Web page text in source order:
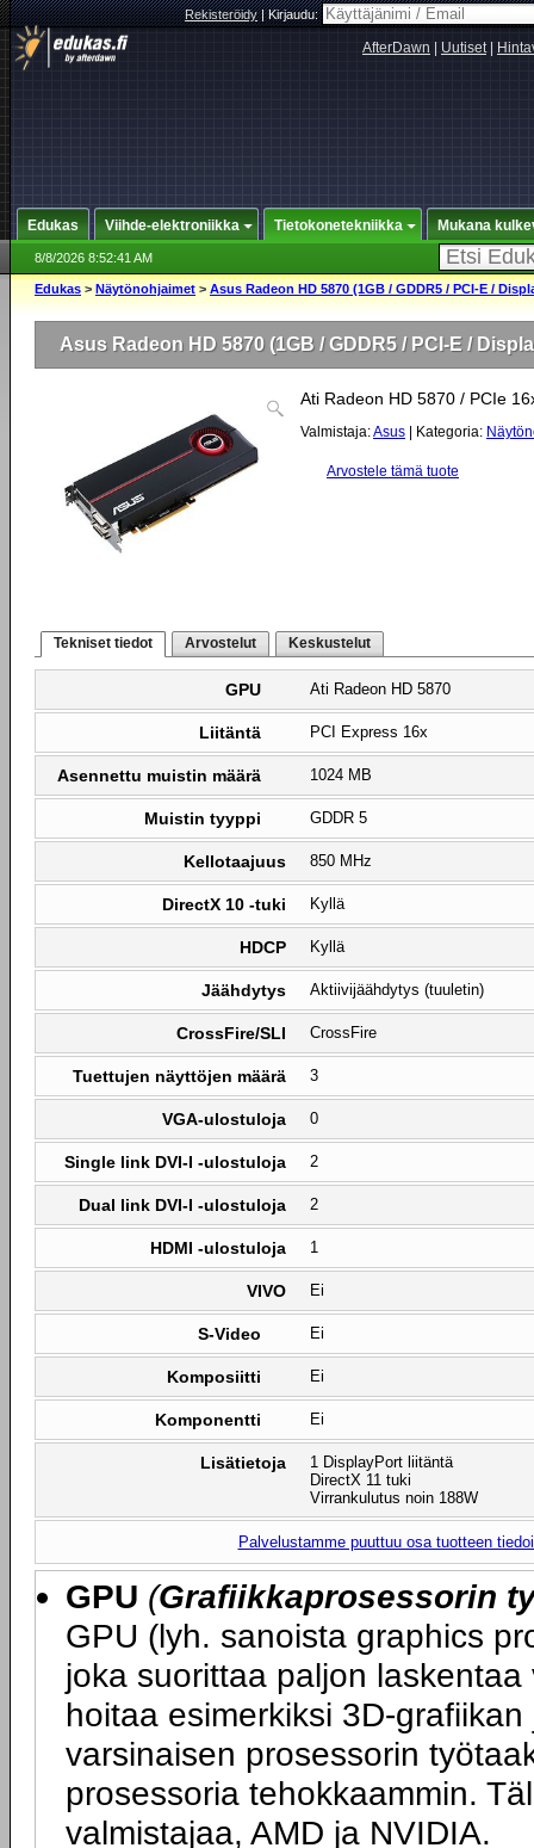
Rekisteröidy|Kirjaudu:
AfterDawn Uutiset|
Edukas Viihde-elektroniikka Tietokonetekniikka Mukana
8/8/2026 8:52:41 AM
Edukas > Näytönohjaimet > Asus Radeon HD 5870 (1GB / GDDR5 / PCI-E /
Asus Radeon HD 5870 (1GB / GDDR5 / PCI-E /
Ati Radeon HD 5870 / PCIe
Valmistaja:Asus | Kategoria:
Arvostele tämä tuote
Tekniset tiedot Arvostelut Keskustelut
GPU Ati Radeon HD 5870
Liitäntä PCI Express 16x
Asennettu muistin määrä 1024 MB
Muistin tyyppi GDDR 5
Kellotaajuus 850 MHz
DirectX 10 -tuki Kyllä
HDCP Kyllä
Jäähdytys Aktiivijäähdytys (tuuletin)
CrossFire/SLI CrossFire
Tuettujen näyttöjen määrä 3
VGA-ulostuloja 0
Single link DVI-I -ulostuloja 2
Dual link DVI-I -ulostuloja 2
HDMI -ulostuloja 1
VIVO Ei
S-Video Ei
Komposiitti Ei
Komponentti Ei
Lisätietoja
1 DisplayPort liitäntä
DirectX 11 tuki
Virrankulutus noin 188W
Palvelustamme puuttuu osa tuotteen
GPU (Grafiikkaprosessorin
GPU (lyh. sanoista graphics
joka suorittaa paljon
hoitaa esimerkiksi 3D-
varsinaisen prosessorin
prosessoria tehokkaammin.
valmistajaa, AMD ja NVIDIA.